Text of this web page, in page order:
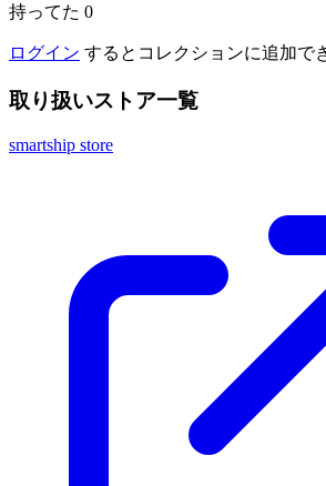
持ってた 0
ログイン するとコレクションに追加で
取り扱いストア一覧
smartship store